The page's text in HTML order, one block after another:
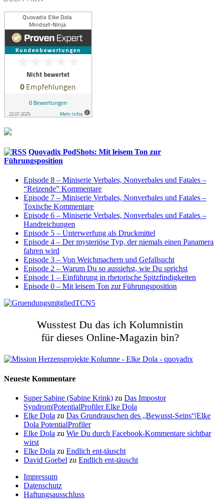
Quovadix PodShots: Mit leisem Ton zur
Führungsposition
Episode 8 – Miniserie Verbales, Nonverbales und Fatales –
“Reizende” Kommentare
Episode 7 – Miniserie Verbales, Nonverbales und Fatales –
Toxische Kommentare
Episode 6 – Miniserie Verbales, Nonverbales und Fatales –
Handreichungen
Episode 5 – Unterwerfung als Druckmittel
Episode 4 – Der mysteriöse Typ, der niemals einen Panamera
fahren wird
Episode 3 – Von Weichmachern und Gefallsucht
Episode 2 – Warum Du so aussiehst, wie Du sprichst
Episode 1 – Einführung in rhetorische Spitzfindigkeiten
Episode 0 – Mit leisem Ton zur Führungsposition
Wusstest Du das ich Kolumnistin
für dieses Online-Magazin bin?
Neueste Kommentare
Super Sabine (Sabine Krink) zu Das Impostor
Syndrom|PotentialProfiler Elke Dola
Elke Dola zu Das Grundrauschen des „Bewusst-Seins“|Elke
Dola PotentialProfiler
Elke Dola zu Wie Du durch Facebook-Kommentare sichtbar
wirst
Elke Dola zu Endlich ent-täuscht
David Goebel zu Endlich ent-täuscht
Impressum
Datenschutz
Haftungsausschluss